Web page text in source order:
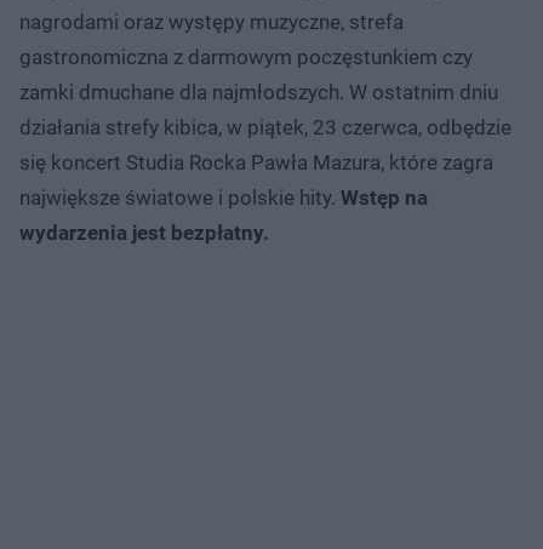
nagrodami oraz występy muzyczne, strefa
gastronomiczna z darmowym poczęstunkiem czy
zamki dmuchane dla najmłodszych. W ostatnim dniu
działania strefy kibica, w piątek, 23 czerwca, odbędzie
się koncert Studia Rocka Pawła Mazura, które zagra
największe światowe i polskie hity. Wstęp na
wydarzenia jest bezpłatny.